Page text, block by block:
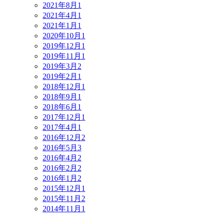
2021年8月 1
2021年4月 1
2021年1月 1
2020年10月 1
2019年12月 1
2019年11月 1
2019年3月 2
2019年2月 1
2018年12月 1
2018年9月 1
2018年6月 1
2017年12月 1
2017年4月 1
2016年12月 2
2016年5月 3
2016年4月 2
2016年2月 2
2016年1月 2
2015年12月 1
2015年11月 2
2014年11月 1